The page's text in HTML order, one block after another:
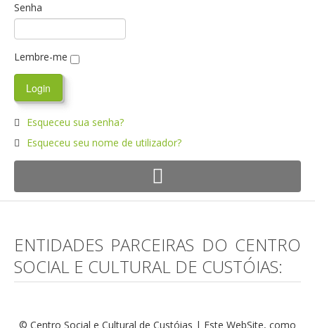
Senha
Lembre-me
Esqueceu sua senha?
Esqueceu seu nome de utilizador?
ENTIDADES PARCEIRAS DO CENTRO
SOCIAL E CULTURAL DE CUSTÓIAS:
© Centro Social e Cultural de Custóias | Este WebSite, como